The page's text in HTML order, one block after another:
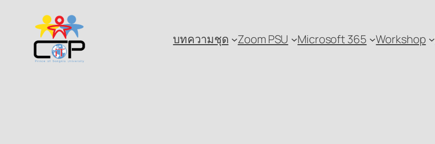
content
บทความชุด Zoom PSU Microsoft 365 Workshop